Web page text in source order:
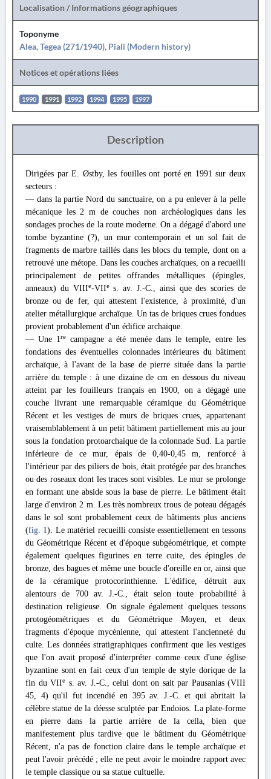
Localisation / Informations géographiques
Toponyme
Alea, Tegea (271/1940), Piali (Modern history)
Notices et opérations liées
1990 1991 1992 1994 1995 1997
Description
Dirigées par E. Østby, les fouilles ont porté en 1991 sur deux
secteurs :
— dans la partie Nord du sanctuaire, on a pu enlever à la pelle
mécanique les 2 m de couches non archéologiques dans les
sondages proches de la route moderne. On a dégagé d'abord une
tombe byzantine (?), un mur contemporain et un sol fait de
fragments de marbre taillés dans les blocs du temple, dont on a
retrouvé une métope. Dans les couches archaïques, on a recueilli
principalement de petites offrandes métalliques (épingles,
anneaux) du VIIIe-VIIes. av. J.-C., ainsi que des scories de
bronze ou de fer, qui attestent l'existence, à proximité, d'un
atelier métallurgique archaïque. Un tas de briques crues fondues
provient probablement d'un édifice archaïque.
— Une 1re
campagne a été menée dans le temple, entre les
fondations des éventuelles colonnades intérieures du bâtiment
archaïque, à l'avant de la base de pierre située dans la partie
arrière du temple : à une dizaine de cm en dessous du niveau
atteint par les fouilleurs français en 1900, on a dégagé une
couche livrant une remarquable céramique du Géométrique
Récent et les vestiges de murs de briques crues, appartenant
vraisemblablement à un petit bâtiment partiellement mis au jour
sous la fondation protoarchaïque de la colonnade Sud. La partie
inférieure de ce mur, épais de 0,40-0,45 m, renforcé à
l'intérieur par des piliers de bois, était protégée par des branches
ou des roseaux dont les traces sont visibles. Le mur se prolonge
en formant une abside sous la base de pierre. Le bâtiment était
large d'environ 2 m. Les très nombreux trous de poteau dégagés
dans le sol sont probablement ceux de bâtiments plus anciens
(fig. 1). Le matériel recueilli consiste essentiellement en tessons
du Géométrique Récent et d'époque subgéométrique, et compte
également quelques figurines en terre cuite, des épingles de
bronze, des bagues et même une boucle d'oreille en or, ainsi que
de la céramique protocorinthienne. L'édifice, détruit aux
alentours de 700 av. J.-C., était selon toute probabilité à
destination religieuse. On signale également quelques tessons
protogéométriques et du Géométrique Moyen, et deux
fragments d'époque mycénienne, qui attestent l'ancienneté du
culte. Les données stratigraphiques confirment que les vestiges
que l'on avait proposé d'interpréter comme ceux d'une église
byzantine sont en fait ceux d'un temple de style dorique de la
fin du VIIe s. av. J.-C., celui dont on sait par Pausanias (VIII
45, 4) qu'il fut incendié en 395 av. J.-C. et qui abritait la
célèbre statue de la déesse sculptée par Endoios. La plate-forme
en pierre dans la partie arrière de la cella, bien que
manifestement plus tardive que le bâtiment du Géométrique
Récent, n'a pas de fonction claire dans le temple archaïque et
peut l'avoir précédé ; elle ne peut avoir le moindre rapport avec
le temple classique ou sa statue cultuelle.